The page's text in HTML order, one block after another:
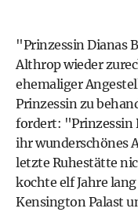
"Prinzessin Dianas
Althrop wieder
ehemaliger
Prinzessin zu
fordert: "Prinzessin
ihr wunderschönes
letzte Ruhestätte
kochte elf Jahre
Kensington Palast